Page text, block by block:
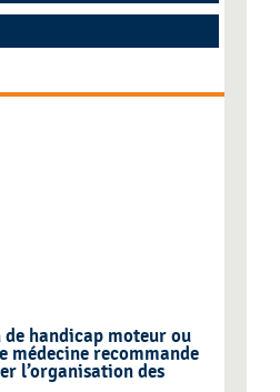
handicap moteur ou
médecine recommande
l’organisation des